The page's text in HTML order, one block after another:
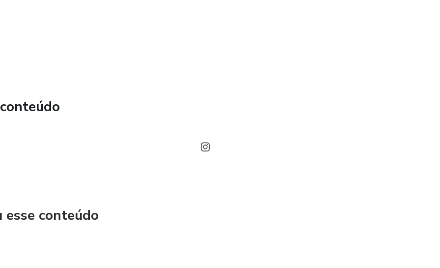
emocionais e sociais do seu filho e, acima de tudo,
práticas que se adaptam ao ritmo e à capacidade de cada
conteúdo